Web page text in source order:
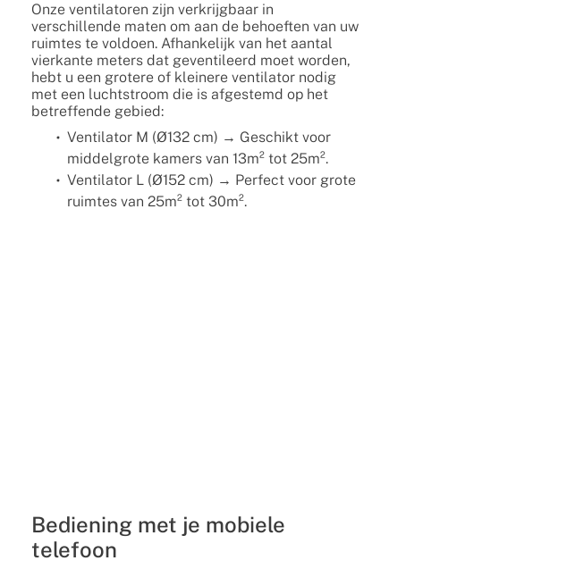
Onze ventilatoren zijn verkrijgbaar in
verschillende maten om aan de behoeften van uw
ruimtes te voldoen. Afhankelijk van het aantal
vierkante meters dat geventileerd moet worden,
hebt u een grotere of kleinere ventilator nodig
met een luchtstroom die is afgestemd op het
betreffende gebied:
Ventilator M (Ø132 cm) → Geschikt voor
middelgrote kamers van 13m² tot 25m².
Ventilator L (Ø152 cm) → Perfect voor grote
ruimtes van 25m² tot 30m².
Bediening met je mobiele
telefoon